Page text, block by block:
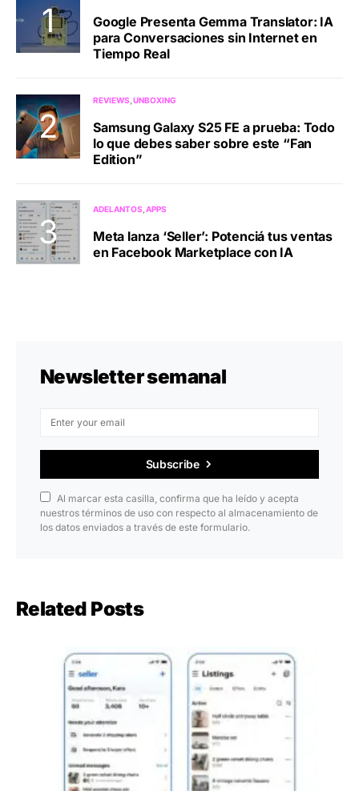
Google Presenta Gemma Translator: IA
para Conversaciones sin Internet en
Tiempo Real
REVIEWS UNBOXING
Samsung Galaxy S25 FE a prueba: Todo
lo que debes saber sobre este “Fan
Edition”
ADELANTOS APPS
Meta lanza ‘Seller’: Potenciá tus ventas
en Facebook Marketplace con IA
Newsletter semanal
Subscribe
Al marcar esta casilla, confirma que ha leído y acepta
nuestros términos de uso con respecto al almacenamiento de
los datos enviados a través de este formulario.
Related Posts